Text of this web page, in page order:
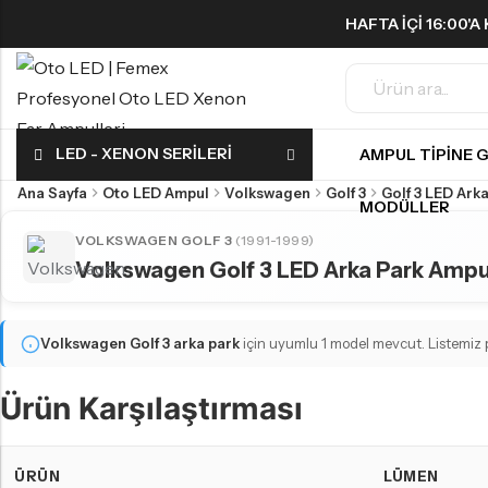
HAFTA IÇI 16:00'A
LED - XENON SERILERI AMPUL TIPINE
MODÜLLER
Ana Sayfa Oto LED Ampul Volkswagen Golf 3 Golf 3 LED
VOLKSWAGEN GOLF 3 (1991-1999)
Volkswagen Golf 3 LED Arka Park
Volkswagen Golf 3 arka park için uyumlu 1 model mevcut. Listemiz
Ürün Karşılaştırması
ÜRÜN LÜMEN
Geri
FAR & SIS AMPULLERI
H3 LED Ampul
H7 LED Ampul
H9 LED Ampul
Geri
SINYAL AMPULLERI
PARK AMPULLERI
Küçük ama etkili LED park ampulleri ile tanışın!